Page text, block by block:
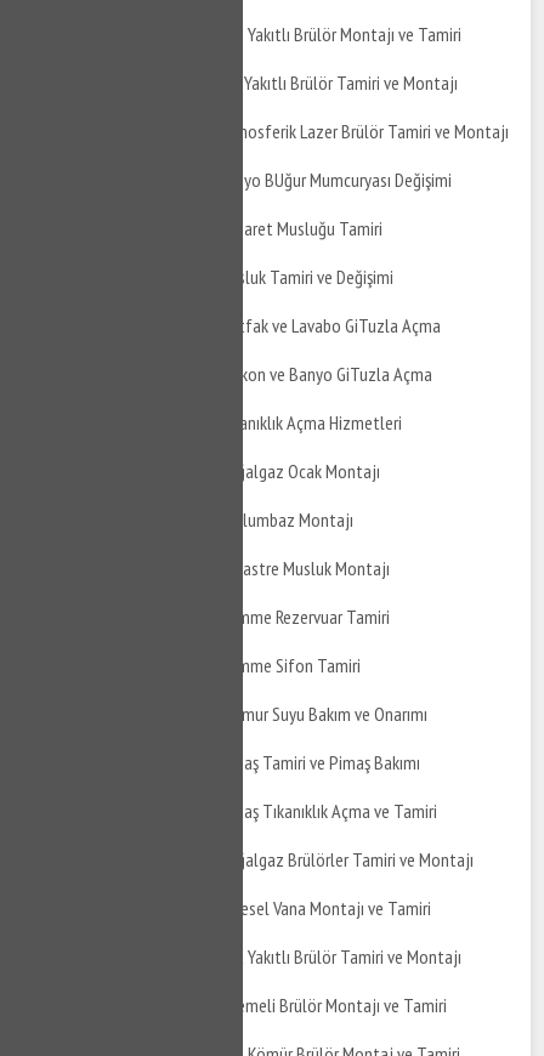
İzmit Fevzi Çakmak Gaz Yakıtlı Brülör Montajı ve Tamiri
İzmit Fevzi Çakmak Sıvı Yakıtlı Brülör Tamiri ve Montajı
İzmit Fevzi Çakmak Atmosferik Lazer Brülör Tamiri ve Montajı
İzmit Fevzi Çakmak Banyo BUğur Mumcuryası Değişimi
İzmit Fevzi Çakmak Taharet Musluğu Tamiri
İzmit Fevzi Çakmak Musluk Tamiri ve Değişimi
İzmit Fevzi Çakmak Mutfak ve Lavabo GiTuzla Açma
İzmit Fevzi Çakmak Balkon ve Banyo GiTuzla Açma
İzmit Fevzi Çakmak Tıkanıklık Açma Hizmetleri
İzmit Fevzi Çakmak Doğalgaz Ocak Montajı
İzmit Fevzi Çakmak Davlumbaz Montajı
İzmit Fevzi Çakmak Ankastre Musluk Montajı
İzmit Fevzi Çakmak Gömme Rezervuar Tamiri
İzmit Fevzi Çakmak Gömme Sifon Tamiri
İzmit Fevzi Çakmak Yağmur Suyu Bakım ve Onarımı
İzmit Fevzi Çakmak Pimaş Tamiri ve Pimaş Bakımı
İzmit Fevzi Çakmak Pimaş Tıkanıklık Açma ve Tamiri
İzmit Fevzi Çakmak Doğalgaz Brülörler Tamiri ve Montajı
İzmit Fevzi Çakmak Küresel Vana Montajı ve Tamiri
İzmit Fevzi Çakmak Çift Yakıtlı Brülör Tamiri ve Montajı
İzmit Fevzi Çakmak Üflemeli Brülör Montajı ve Tamiri